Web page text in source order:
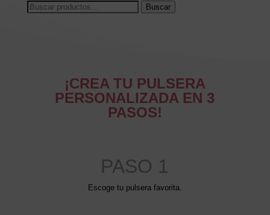
Buscar
Buscar
¡CREA TU PULSERA
PERSONALIZADA EN 3
PASOS!
PASO 1
Escoge tu pulsera favorita.